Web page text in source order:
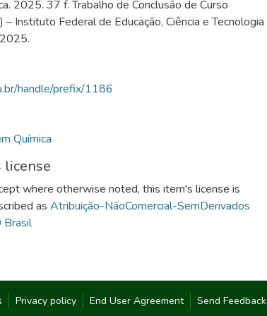
2025. 37 f. Trabalho de Conclusão de Curso
– Instituto Federal de Educação, Ciência e Tecnologia
handle/prefix/1186
Química
license
where otherwise noted, this item's license is
as Atribuição-NãoComercial-SemDerivados
Brasil
Privacy policy End User Agreement Send Feedback